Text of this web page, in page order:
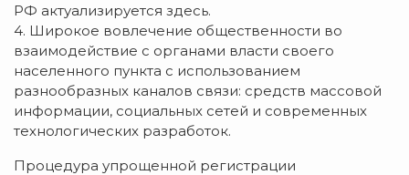
РФ актуализируется здесь.
4. Широкое вовлечение общественности во
взаимодействие с органами власти своего
населенного пункта с использованием
разнообразных каналов связи: средств массовой
информации, социальных сетей и современных
технологических разработок.
Процедура упрощенной регистрации